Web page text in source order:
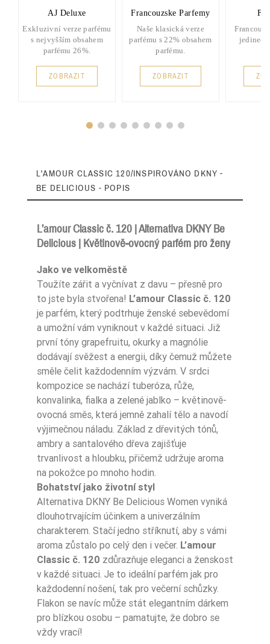
AJ Deluxe
Exkluzivní verze parfému
s nejvyšším obsahem
parfému 26%.
ZOBRAZIT
Francouzske Parfemy
Naše klasická verze
parfému s 22% obsahem
parfému.
ZOBRAZIT
FP
L'AMOUR CLASSIC 120/INSPIROVÁNO DKNY -
BE DELICIOUS - POPIS
L’amour Classic č. 120 | Alternativa DKNY Be
Delicious | Květinově-ovocný parfém pro ženy
Jako ve velkoměstě
Toužíte zářit a vyčnívat z davu – přesně pro
to jste byla stvořena! L’amour Classic č. 120
je parfém, který podtrhuje ženské sebevědomí
a umožní vám vyniknout v každé situaci. Již
první tóny grapefruitu, okurky a magnólie
dodávají svěžest a energii, díky čemuž můžete
směle čelit každodenním výzvám. V srdci
kompozice se nachází tuberóza, růže,
konvalinka, fialka a zelené jablko – květinově-
ovocná směs, která jemně zahalí tělo a navodí
výjimečnou náladu. Základ z dřevitých tónů,
ambry a santalového dřeva zajišťuje
trvanlivost a hloubku, přičemž udržuje aroma
na pokožce po mnoho hodin.
Bohatství jako životní styl
Alternativa DKNY Be Delicious Women vyniká
dlouhotrvajícím účinkem a univerzálním
charakterem. Stačí jedno stříknutí, aby s vámi
aroma zůstalo po celý den i večer. L’amour
Classic č. 120 zdůrazňuje eleganci a ženskost
v každé situaci. Je to ideální parfém jak pro
každodenní nošení, tak pro večerní schůzky.
Flakon se navíc může stát elegantním dárkem
pro blízkou osobu – pamatujte, že dobro se
vždy vrací!
Zaperfumowanie
Ean13 5902186918771